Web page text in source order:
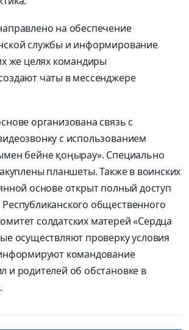
на обеспечение
службы и информирование
же целях командиры
чаты в мессенджере
организована связь с
с использованием
бейне қоңырау». Специально
планшеты. Также в воинских
основе открыт полный доступ
общественного
солдатских матерей «Сердца
осуществляют проверку условия
командование
и родителей об обстановке в